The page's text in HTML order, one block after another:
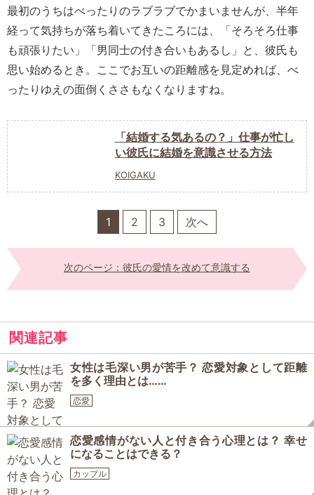
最初のうちはべったりのラブラブでかまいませんが、半年
経って気持ちが落ち着いてきたころには、「そろそろ仕事
も頑張りたい」「男同士の付き合いもあるし」と、彼氏も
思い始めるとき。ここでお互いの距離感を見定めれば、べ
ったりゆえの面倒くささもなくなりますね。
「結婚する気あるの？」仕事が忙し
い彼氏に結婚を意識させる方法
KOIGAKU
1 2 3 次へ
次のページ：彼氏の愛情を改めて意識する
関連記事
女性は毛深い男が苦手？ 恋愛対象として距離
を多く理由とは……
恋愛
恋愛感情がない人と付き合う心理とは？ 幸せ
になることはできる？
カップル